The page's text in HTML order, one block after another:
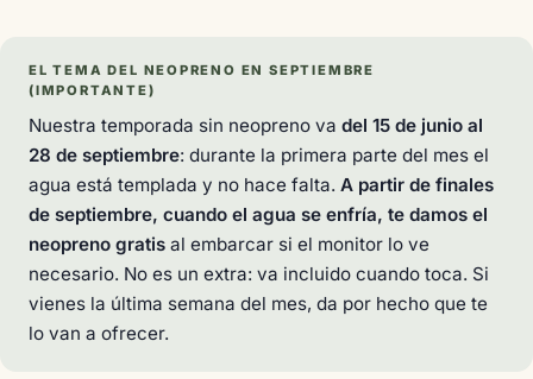
EL TEMA DEL NEOPRENO EN SEPTIEMBRE
(IMPORTANTE)
Nuestra temporada sin neopreno va del 15 de junio al
28 de septiembre: durante la primera parte del mes el
agua está templada y no hace falta. A partir de finales
de septiembre, cuando el agua se enfría, te damos el
neopreno gratis al embarcar si el monitor lo ve
necesario. No es un extra: va incluido cuando toca. Si
vienes la última semana del mes, da por hecho que te
lo van a ofrecer.